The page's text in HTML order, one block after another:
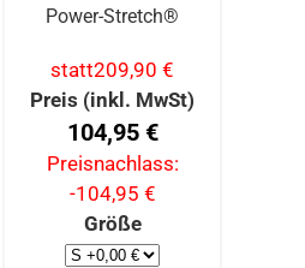
Power-Stretch®
statt209,90 €
Preis (inkl. MwSt)
104,95 €
Preisnachlass:
-104,95 €
Größe